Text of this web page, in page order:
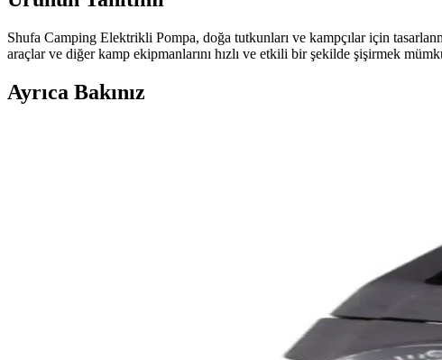
Shufa Camping Elektrikli Pompa, doğa tutkunları ve kampçılar için
araçlar ve diğer kamp ekipmanlarını hızlı ve etkili bir şekilde şişirmek
Ayrıca Bakınız
Kivireklam Şemsiye-olta Bayrak Bidonu: Dayanıklı ve
Kivireklam'ın dayanıklı şemsiye-olta bayrak bidonu, 22 litre hacmi ve
Bestway Renkli Pencereli Bardaklı Yatak: Konfor ve
Bestway'in renkli pencereli bardaklı yatak modeli, dayanıklı malzemeleri,